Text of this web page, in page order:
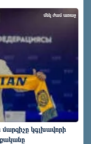
կգլխավորի
մեկ ժամ առաջ